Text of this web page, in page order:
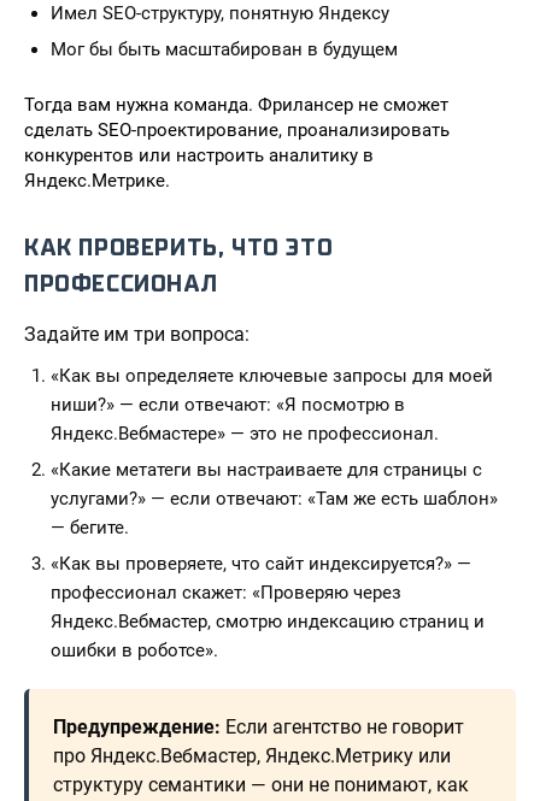
Имел SEO-структуру, понятную Яндексу
Мог бы быть масштабирован в будущем
Тогда вам нужна команда. Фрилансер не сможет
сделать SEO-проектирование, проанализировать
конкурентов или настроить аналитику в
Яндекс.Метрике.
КАК ПРОВЕРИТЬ, ЧТО ЭТО
ПРОФЕССИОНАЛ
Задайте им три вопроса:
«Как вы определяете ключевые запросы для моей
ниши?» — если отвечают: «Я посмотрю в
Яндекс.Вебмастере» — это не профессионал.
«Какие метатеги вы настраиваете для страницы с
услугами?» — если отвечают: «Там же есть шаблон»
— бегите.
«Как вы проверяете, что сайт индексируется?» —
профессионал скажет: «Проверяю через
Яндекс.Вебмастер, смотрю индексацию страниц и
ошибки в роботсе».
Предупреждение: Если агентство не говорит
про Яндекс.Вебмастер, Яндекс.Метрику или
структуру семантики — они не понимают, как